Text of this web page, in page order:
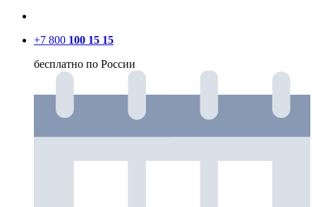
+7 800 100 15 15
бесплатно по России